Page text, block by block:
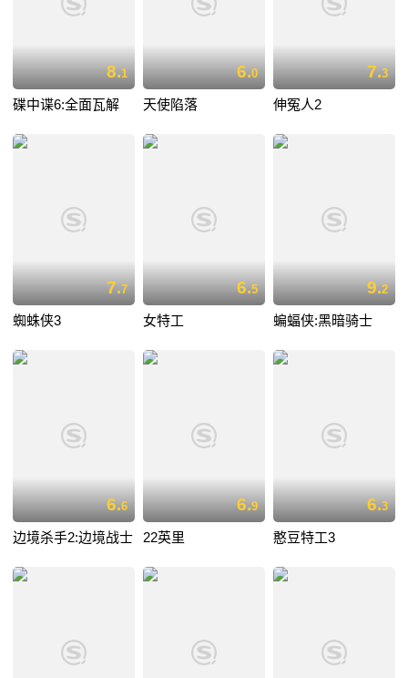
8.1
碟中谍6:全面瓦解
6.0
天使陷落
7.3
伸冤人2
7.7
蜘蛛侠3
6.5
女特工
9.2
蝙蝠侠:黑暗骑士
6.6
边境杀手2:边境战士
6.9
22英里
6.3
憨豆特工3